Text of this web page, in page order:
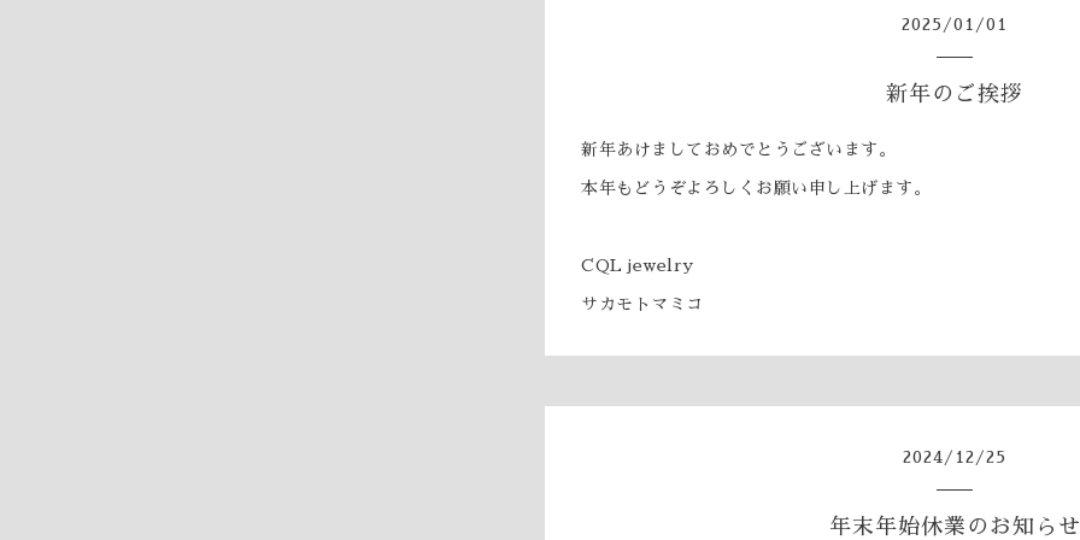
2025 /01 /01
新年のご挨拶
新年あけましておめでとうございます。
本年もどうぞよろしくお願い申し上げます。
CQL jewelry
サカモトマミコ
2024 / 12 /25
年末年始休業のお知らせ